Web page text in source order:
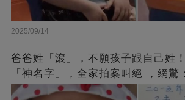
2025/09/14
爸爸姓「滾」，不願孩子跟自己姓
「神名字」，全家拍案叫絕 ，網驚